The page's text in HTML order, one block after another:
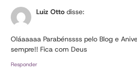
Luiz Otto disse:
Oláaaaaa Parabénssss pelo Blog e
sempre!! Fica com Deus
Responder